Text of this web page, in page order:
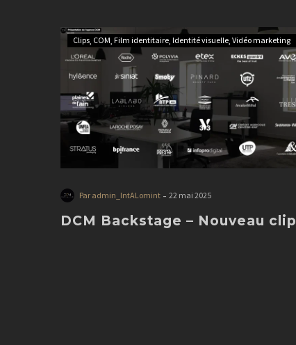
Clips COM Film identitaire Identité visuelle Vidéo marketing
Par admin_IntALomint - 22 mai 2025
DCM Backstage – Nouveau clip